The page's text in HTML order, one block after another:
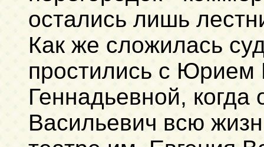
остались лишь
Как же сложилась
простились с Юрием
Геннадьевной,
Васильевич всю